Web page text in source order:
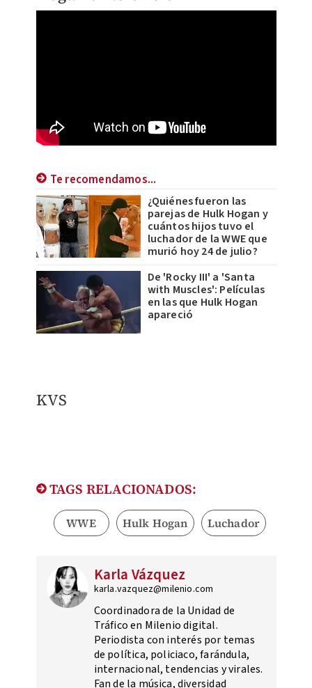
Te recomendamos...
¿Quiénes fueron las
parejas de Hulk Hogan y
cuántos hijos tuvo el
luchador de la WWE que
murió hoy 24 de julio?
De 'Rocky III' a 'Santa
with Muscles': Películas
en las que Hulk Hogan
apareció
KVS
TAGS RELACIONADOS:
WWE Hulk Hogan Luchador
Karla Vázquez
karla.vazquez@milenio.com
Coordinadora de la Unidad de
Tráfico en Milenio digital.
Periodista con interés por temas
de política, policiaco, farándula,
internacional, tendencias y virales.
Fan de la música, diversidad